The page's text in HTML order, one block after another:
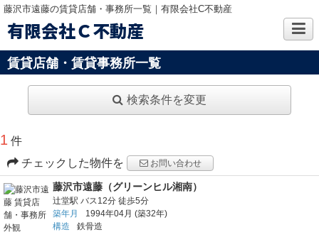
藤沢市遠藤の賃貸店舗・事務所一覧｜有限会社C不動産
有限会社Ｃ不動産
賃貸店舗・賃貸事務所一覧
検索条件を変更
1 件
チェックした物件を
お問い合わせ
藤沢市遠藤（グリーンヒル湘南）
辻堂駅 バス12分 徒歩5分
築年月
1994年04月 (築32年)
構造
鉄骨造